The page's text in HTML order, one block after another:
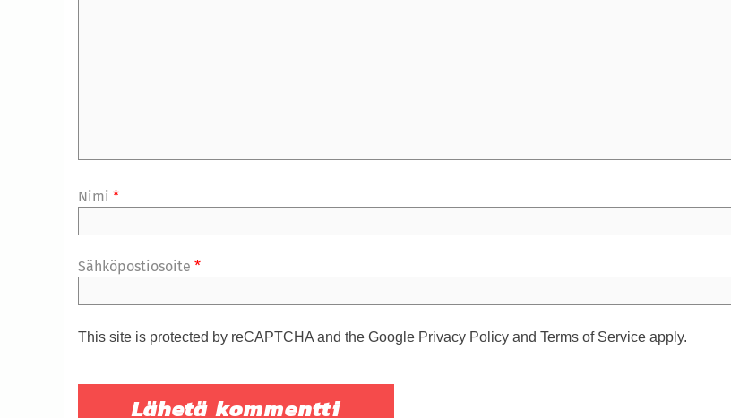
Nimi *
Sähköpostiosoite *
This site is protected by reCAPTCHA and the Google Privacy Policy and Terms of Service apply.